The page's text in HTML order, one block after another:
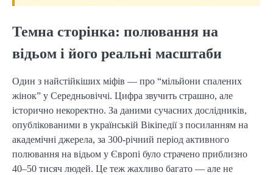
Темна сторінка: полювання на
відьом і його реальні масштаби
Один з найстійкіших міфів — про “мільйони спалених
жінок” у Середньовіччі. Цифра звучить страшно, але
історично некоректно. За даними сучасних дослідників,
опублікованими в українській Вікіпедії з посиланням на
академічні джерела, за 300-річний період активного
полювання на відьом у Європі було страчено приблизно
40–50 тисяч людей. Це теж жахливо багато — але не